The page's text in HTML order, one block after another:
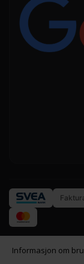
Informasjon om